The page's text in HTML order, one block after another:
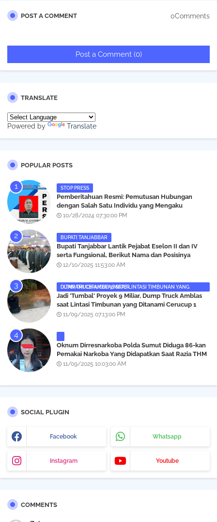
POST A COMMENT 0Comments
Post a Comment (0)
TRANSLATE
Powered by Translate
POPULAR POSTS
STOP PRESS
Pemberitahuan Resmi: Pemutusan Hubungan
dengan Salah Satu Individu yang Mengaku
Wartawan Analisismedia.com
10/28/2024 07:30:00 PM
BUPATI TANJABBAR
‎Bupati Tanjabbar Lantik Pejabat Eselon II dan IV
serta Fungsional, Berikut Nama dan Posisinya
12/10/2025 11:53:00 AM
DUMP TRUCK AMBLAS SAAT LINTASI TIMBUNAN YANG DITANAMI CERUCUP 3 METER
‎Jadi 'Tumbal' Proyek 9 Miliar, Dump Truck Amblas
saat Lintasi Timbunan yang Ditanami Cerucup 1
Meter
11/09/2025 07:13:00 PM
Oknum Dirresnarkoba Polda Sumut Diduga 86-kan
Pemakai Narkoba Yang Didapatkan Saat Razia THM
Black Owl, Propam Diminta Bertindak
11/09/2025 10:03:00 AM
SOCIAL PLUGIN
Facebook Whatsapp
Instagram Youtube
COMMENTS